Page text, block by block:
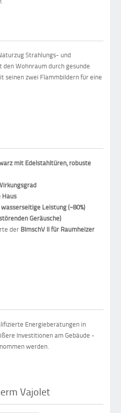
Strahlungs- und
Wohnraum durch gesunde
seinen zwei Flammbildern für eine
mit Edelstahltüren, robuste
Haus
Leistung (~80%)
Geräusche)
der BImschV II für Raumheizer
Energieberatungen in
Investitionen am Gebäude -
werden.
Vajolet